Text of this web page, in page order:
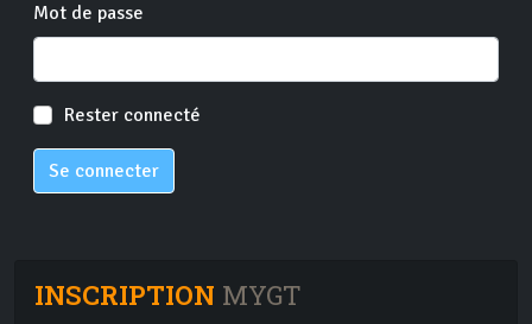
Mot de passe
Rester connecté
Se connecter
INSCRIPTION MYGT